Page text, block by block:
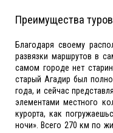
Преимущества
Благодаря своему
развязки маршрутов в
самом городе нет
старый Агадир был
года, и сейчас
элементами местного
курорта, как
ночи». Всего 270 км по